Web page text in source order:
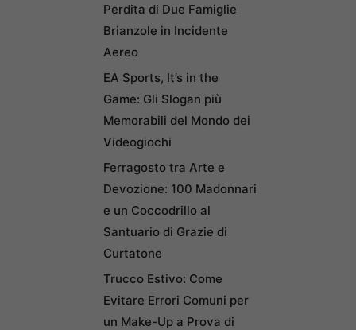
Perdita di Due Famiglie
Brianzole in Incidente
Aereo
EA Sports, It’s in the
Game: Gli Slogan più
Memorabili del Mondo dei
Videogiochi
Ferragosto tra Arte e
Devozione: 100 Madonnari
e un Coccodrillo al
Santuario di Grazie di
Curtatone
Trucco Estivo: Come
Evitare Errori Comuni per
un Make-Up a Prova di